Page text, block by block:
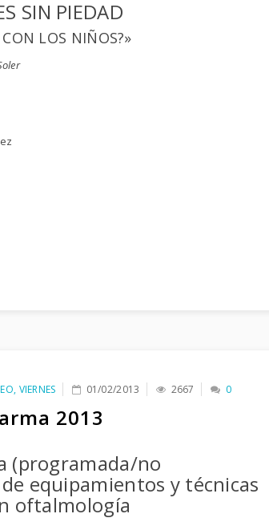
SIN PIEDAD
LOS NIÑOS?»
, VIERNES 01/02/2013 2667 0
2013
(programada/no
equipamientos y técnicas
oftalmología